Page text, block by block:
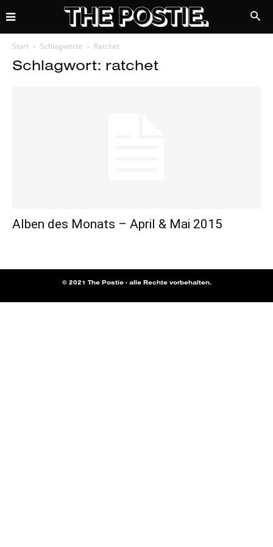
Start Schlagworte Ratchet
Schlagwort: ratchet
Alben des Monats – April & Mai 2015
© 2021 The Postie - alle Rechte vorbehalten.